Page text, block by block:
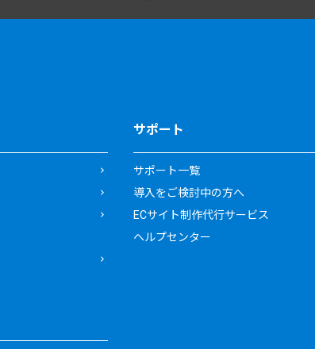
サポート
サポート一覧
導入をご検討中の方へ
ECサイト制作代行サービス
ヘルプセンター